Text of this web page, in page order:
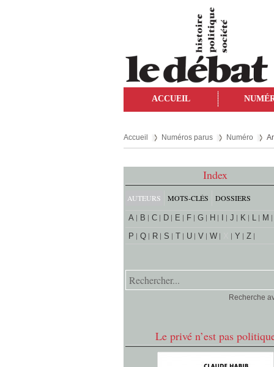
ACCUEIL
Accueil Numéros parus Numéro
Index
AUTEURS MOTS-CLÉS DOSSIERS
A B C D E F G H J K L M
P
Q R S T U V W Y Z
Recherche
Le privé n’est pas